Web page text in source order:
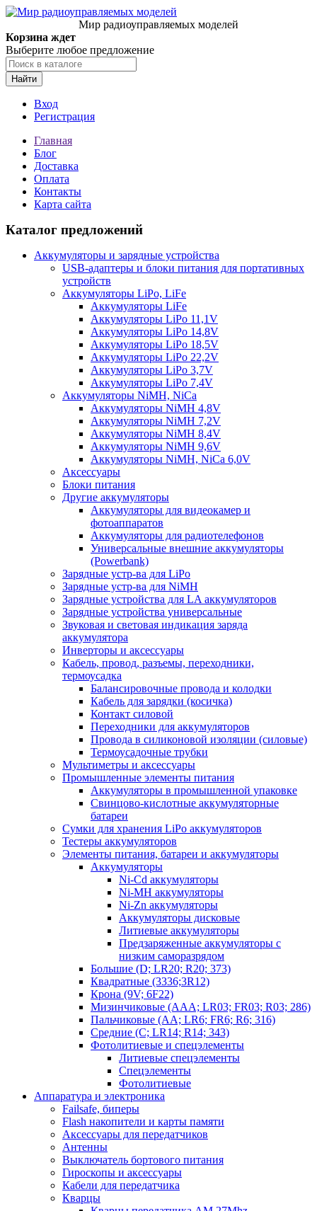
Мир радиоуправляемых моделей
Корзина ждет
Выберите любое предложение
Найти
Вход
Регистрация
Главная
Блог
Доставка
Оплата
Контакты
Карта сайта
Каталог предложений
Аккумуляторы и зарядные устройства
USB-адаптеры и блоки питания для портативных
устройств
Аккумуляторы LiPo, LiFe
Аккумуляторы LiFe
Аккумуляторы LiPo 11,1V
Аккумуляторы LiPo 14,8V
Аккумуляторы LiPo 18,5V
Аккумуляторы LiPo 22,2V
Аккумуляторы LiPo 3,7V
Аккумуляторы LiPo 7,4V
Аккумуляторы NiMH, NiCa
Аккумуляторы NiMH 4,8V
Аккумуляторы NiMH 7,2V
Аккумуляторы NiMH 8,4V
Аккумуляторы NiMH 9,6V
Аккумуляторы NiMH, NiCa 6,0V
Аксессуары
Блоки питания
Другие аккумуляторы
Аккумуляторы для видеокамер и
фотоаппаратов
Аккумуляторы для радиотелефонов
Универсальные внешние аккумуляторы
(Powerbank)
Зарядные устр-ва для LiPo
Зарядные устр-ва для NiMH
Зарядные устройства для LA аккумуляторов
Зарядные устройства универсальные
Звуковая и световая индикация заряда
аккумулятора
Инверторы и аксессуары
Кабель, провод, разъемы, переходники,
термоусадка
Балансировочные провода и колодки
Кабель для зарядки (косичка)
Контакт силовой
Переходники для аккумуляторов
Провода в силиконовой изоляции (силовые)
Термоусадочные трубки
Мультиметры и аксессуары
Промышленные элементы питания
Аккумуляторы в промышленной упаковке
Свинцово-кислотные аккумуляторные
батареи
Сумки для хранения LiPo аккумуляторов
Тестеры аккумуляторов
Элементы питания, батареи и аккумуляторы
Аккумуляторы
Ni-Cd аккумуляторы
Ni-MH аккумуляторы
Ni-Zn аккумуляторы
Аккумуляторы дисковые
Литиевые аккумуляторы
Предзаряженные аккумуляторы с
низким саморазрядом
Большие (D; LR20; R20; 373)
Квадратные (3336;3R12)
Крона (9V; 6F22)
Мизинчиковые (AAA; LR03; FR03; R03; 286)
Пальчиковые (AA; LR6; FR6; R6; 316)
Средние (C; LR14; R14; 343)
Фотолитиевые и спецэлементы
Литиевые спецэлементы
Спецэлементы
Фотолитиевые
Аппаратура и электроника
Failsafe, биперы
Flash накопители и карты памяти
Аксессуары для передатчиков
Антенны
Выключатель бортового питания
Гироскопы и аксессуары
Кабели для передатчика
Кварцы